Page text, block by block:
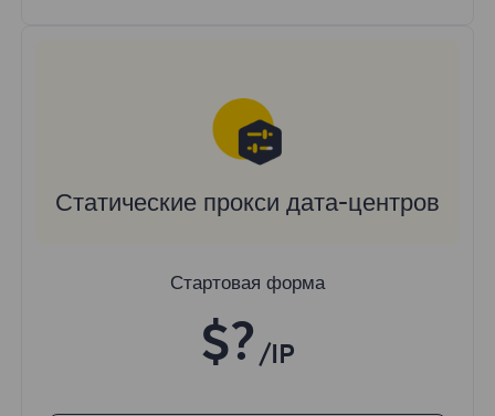
Статические прокси дата-центров
Стартовая форма
$? /IP